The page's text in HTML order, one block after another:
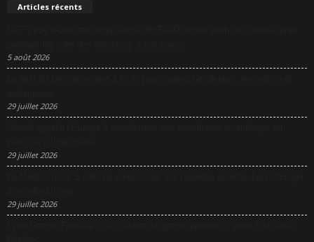
Articles récents
5 août 2026
29 juillet 2026
29 juillet 2026
29 juillet 2026